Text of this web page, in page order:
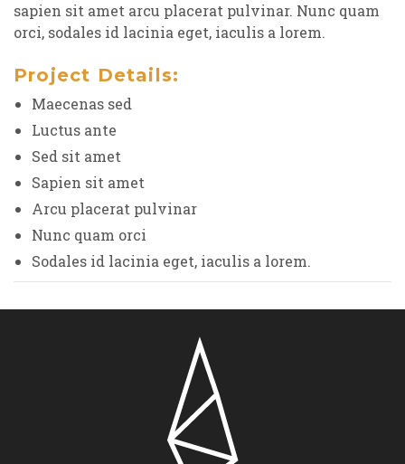
sapien sit amet arcu placerat pulvinar. Nunc quam
orci, sodales id lacinia eget, iaculis a lorem.
Project Details:
Maecenas sed
Luctus ante
Sed sit amet
Sapien sit amet
Arcu placerat pulvinar
Nunc quam orci
Sodales id lacinia eget, iaculis a lorem.